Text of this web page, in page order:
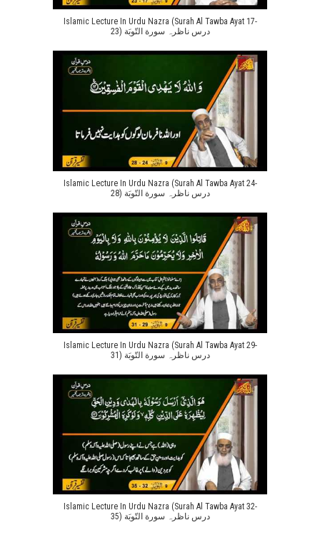
Islamic Lecture In Urdu Nazra (Surah Al Tawba Ayat 17-
23) درس ناظرہ سورة التّوبَة
Islamic Lecture In Urdu Nazra (Surah Al Tawba Ayat 24-
28) درس ناظرہ سورة التّوبَة
Islamic Lecture In Urdu Nazra (Surah Al Tawba Ayat 29-
31) درس ناظرہ سورة التّوبَة
Islamic Lecture In Urdu Nazra (Surah Al Tawba Ayat 32-
35) درس ناظرہ سورة التّوبَة